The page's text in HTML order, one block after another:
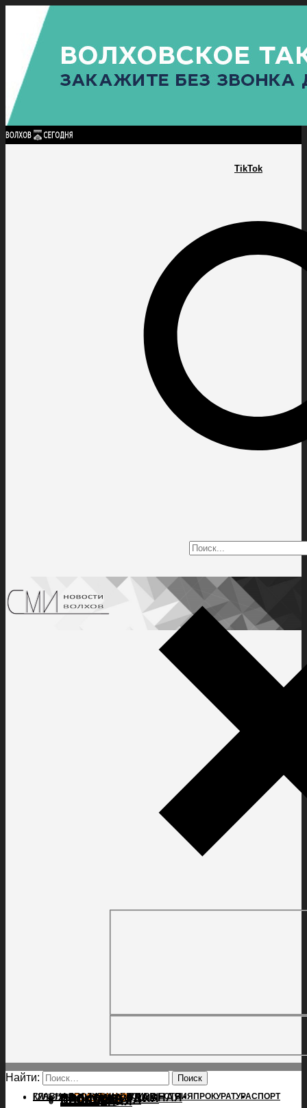
TikTok
Найти:
ГЛАВНАЯПОЛИТИКАПРОИСШЕСТВИЯ ПРОКУРАТУРАСПОРТ
КУЛЬТУРАПОСЕЛЕНИЯГЛАВНАЯ
ПОЛИТИКА
ПРОИСШЕСТВИЯ
ПРОКУРАТУРА
СПОРТ
КУЛЬТУРА
ПОСЕЛЕНИЯ
Найти:
ГЛАВНАЯ ПОЛИТИКАПРОИСШЕСТВИЯ ПРОКУРАТУРАСПОРТ
ПОЛИТИКА
КУЛЬТУРА
ПОСЕЛЕНИЯ